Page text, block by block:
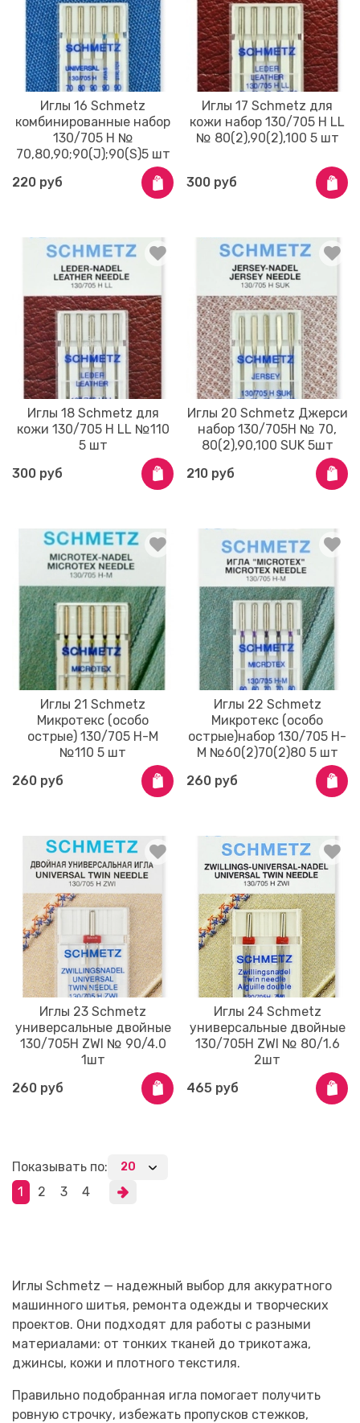
Иглы 16 Schmetz
комбинированные набор
130/705 H №
70,80,90;90(J);90(S)5 шт
220 руб
Иглы 17 Schmetz для
кожи набор 130/705 H LL
№ 80(2),90(2),100 5 шт
300 руб
Иглы 18 Schmetz для
кожи 130/705 H LL №110
5 шт
300 руб
Иглы 20 Schmetz Джерси
набор 130/705Н № 70,
80(2),90,100 SUK 5шт
210 руб
Иглы 21 Schmetz
Микротекс (особо
острые) 130/705 Н-M
№110 5 шт
260 руб
Иглы 22 Schmetz
Микротекс (особо
острые)набор 130/705 Н-
M №60(2)70(2)80 5 шт
260 руб
Иглы 23 Schmetz
универсальные двойные
130/705H ZWI № 90/4.0
1шт
260 руб
Иглы 24 Schmetz
универсальные двойные
130/705H ZWI № 80/1.6
2шт
465 руб
Показывать по:
1
2 3 4
Иглы Schmetz — надежный выбор для аккуратного
машинного шитья, ремонта одежды и творческих
проектов. Они подходят для работы с разными
материалами: от тонких тканей до трикотажа,
джинсы, кожи и плотного текстиля.
Правильно подобранная игла помогает получить
ровную строчку, избежать пропусков стежков,